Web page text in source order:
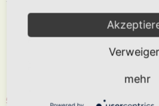
Du nimmst zur Kenntnis, dass es sich
GNU General Public License v2“ (GPL)
von phpBB Limited (
www.phpbb.com
zur Verfügung gestellt.
insbesondere die Verwendung der
untersagen oder auf Inhalte fremder
5. GEWÄHRLEISTUNG
mehr